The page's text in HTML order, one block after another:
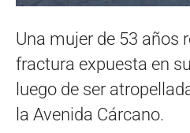
Una mujer de 53 años
fractura expuesta en
luego de ser
la Avenida Cárcano.